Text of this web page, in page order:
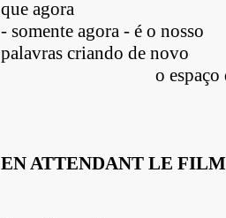
que agora
- somente agora - é o nosso
palavras criando de novo
o espaço de
EN ATTENDANT LE FILM